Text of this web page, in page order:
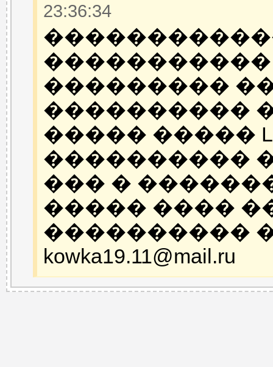
23:36:34
���������
����������
����� �����
����������
��� �
����� ����
����������
kowka19.11@mail.ru